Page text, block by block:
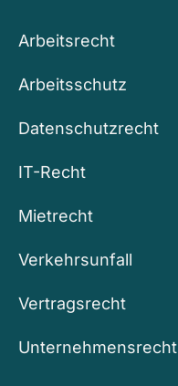
Arbeitsrecht
Arbeitsschutz
Datenschutzrecht
IT-Recht
Mietrecht
Verkehrsunfall
Vertragsrecht
Unternehmensrecht